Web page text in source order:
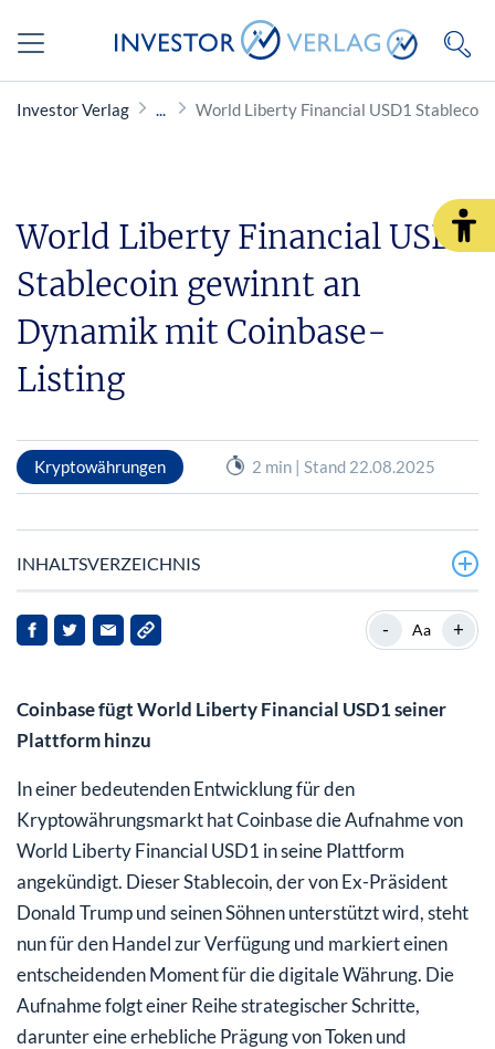
Investor Verlag World Liberty Financial USD1
World Liberty Financial USD1
Stablecoin gewinnt an
Dynamik mit Coinbase-
Listing
Kryptowährungen 2 min | Stand 22.08.2025
INHALTSVERZEICHNIS
- Aa +
Coinbase fügt World Liberty Financial USD1 seiner
Plattform hinzu
In einer bedeutenden Entwicklung für den
Kryptowährungsmarkt hat Coinbase die Aufnahme von
World Liberty Financial USD1 in seine Plattform
angekündigt. Dieser Stablecoin, der von Ex-Präsident
Donald Trump und seinen Söhnen unterstützt wird, steht
nun für den Handel zur Verfügung und markiert einen
entscheidenden Moment für die digitale Währung. Die
Aufnahme folgt einer Reihe strategischer Schritte,
darunter eine erhebliche Prägung von Token und